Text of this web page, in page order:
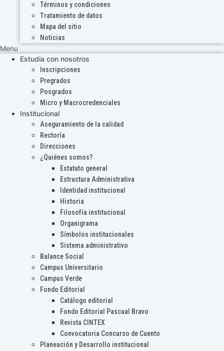
Términos y condiciones
Tratamiento de datos
Mapa del sitio
Noticias
Menu
Estudia con nosotros
Inscripciones
Pregrados
Posgrados
Micro y Macrocredenciales
Institucional
Aseguramiento de la calidad
Rectoría
Direcciones
¿Quiénes somos?
Estatuto general
Estructura Administrativa
Identidad institucional
Historia
Filosofía institucional
Organigrama
Símbolos institucionales
Sistema administrativo
Balance Social
Campus Universitario
Campus Verde
Fondo Editorial
Catálogo editorial
Fondo Editorial Pascual Bravo
Revista CINTEX
Convocatoria Concurso de Cuento
Planeación y Desarrollo institucional